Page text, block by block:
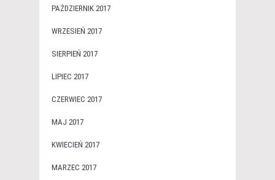
PAŹDZIERNIK 2017
WRZESIEŃ 2017
SIERPIEŃ 2017
LIPIEC 2017
CZERWIEC 2017
MAJ 2017
KWIECIEŃ 2017
MARZEC 2017